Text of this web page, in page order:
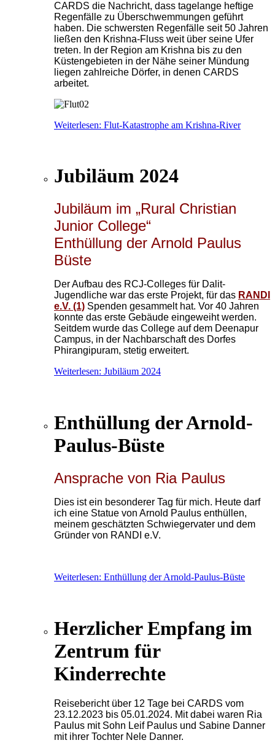
CARDS die Nachricht, dass tagelange heftige
Regenfälle zu Überschwemmungen geführt
haben. Die schwersten Regenfälle seit 50 Jahren
ließen den Krishna-Fluss weit über seine Ufer
treten. In der Region am Krishna bis zu den
Küstengebieten in der Nähe seiner Mündung
liegen zahlreiche Dörfer, in denen CARDS
arbeitet.
Weiterlesen: Flut-Katastrophe am Krishna-River
Jubiläum 2024
Jubiläum im „Rural Christian
Junior College“
Enthüllung der Arnold Paulus
Büste
Der Aufbau des RCJ-Colleges für Dalit-
Jugendliche war das erste Projekt, für das RANDI
e.V. (1) Spenden gesammelt hat. Vor 40 Jahren
konnte das erste Gebäude eingeweiht werden.
Seitdem wurde das College auf dem Deenapur
Campus, in der Nachbarschaft des Dorfes
Phirangipuram, stetig erweitert.
Weiterlesen: Jubiläum 2024
Enthüllung der Arnold-
Paulus-Büste
Ansprache von Ria Paulus
Dies ist ein besonderer Tag für mich. Heute darf
ich eine Statue von Arnold Paulus enthüllen,
meinem geschätzten Schwiegervater und dem
Gründer von RANDI e.V.
Weiterlesen: Enthüllung der Arnold-Paulus-Büste
Herzlicher Empfang im
Zentrum für
Kinderrechte
Reisebericht über 12 Tage bei CARDS vom
23.12.2023 bis 05.01.2024. Mit dabei waren Ria
Paulus mit Sohn Leif Paulus und Sabine Danner
mit ihrer Tochter Nele Danner.